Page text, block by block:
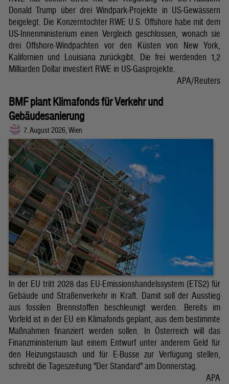
Donald Trump über drei Windpark-Projekte in US-Gewässern
beigelegt. Die Konzerntochter RWE U.S. Offshore habe mit dem
US-Innenministerium einen Vergleich geschlossen, wonach sie
drei Offshore-Windpachten vor den Küsten von New York,
Kalifornien und Louisiana zurückgibt. Die frei werdenden 1,2
Milliarden Dollar investiert RWE in US-Gasprojekte.
APA/Reuters
BMF plant Klimafonds für Verkehr und
Gebäudesanierung
7. August 2026, Wien
In der EU tritt 2028 das EU-Emissionshandelssystem (ETS2) für
Gebäude und Straßenverkehr in Kraft. Damit soll der Ausstieg
aus fossilen Brennstoffen beschleunigt werden. Bereits im
Vorfeld ist in der EU ein Klimafonds geplant, aus dem bestimmte
Maßnahmen finanziert werden sollen. In Österreich will das
Finanzministerium laut einem Entwurf unter anderem Geld für
den Heizungstausch und für E-Busse zur Verfügung stellen,
schreibt die Tageszeitung "Der Standard" am Donnerstag.
APA